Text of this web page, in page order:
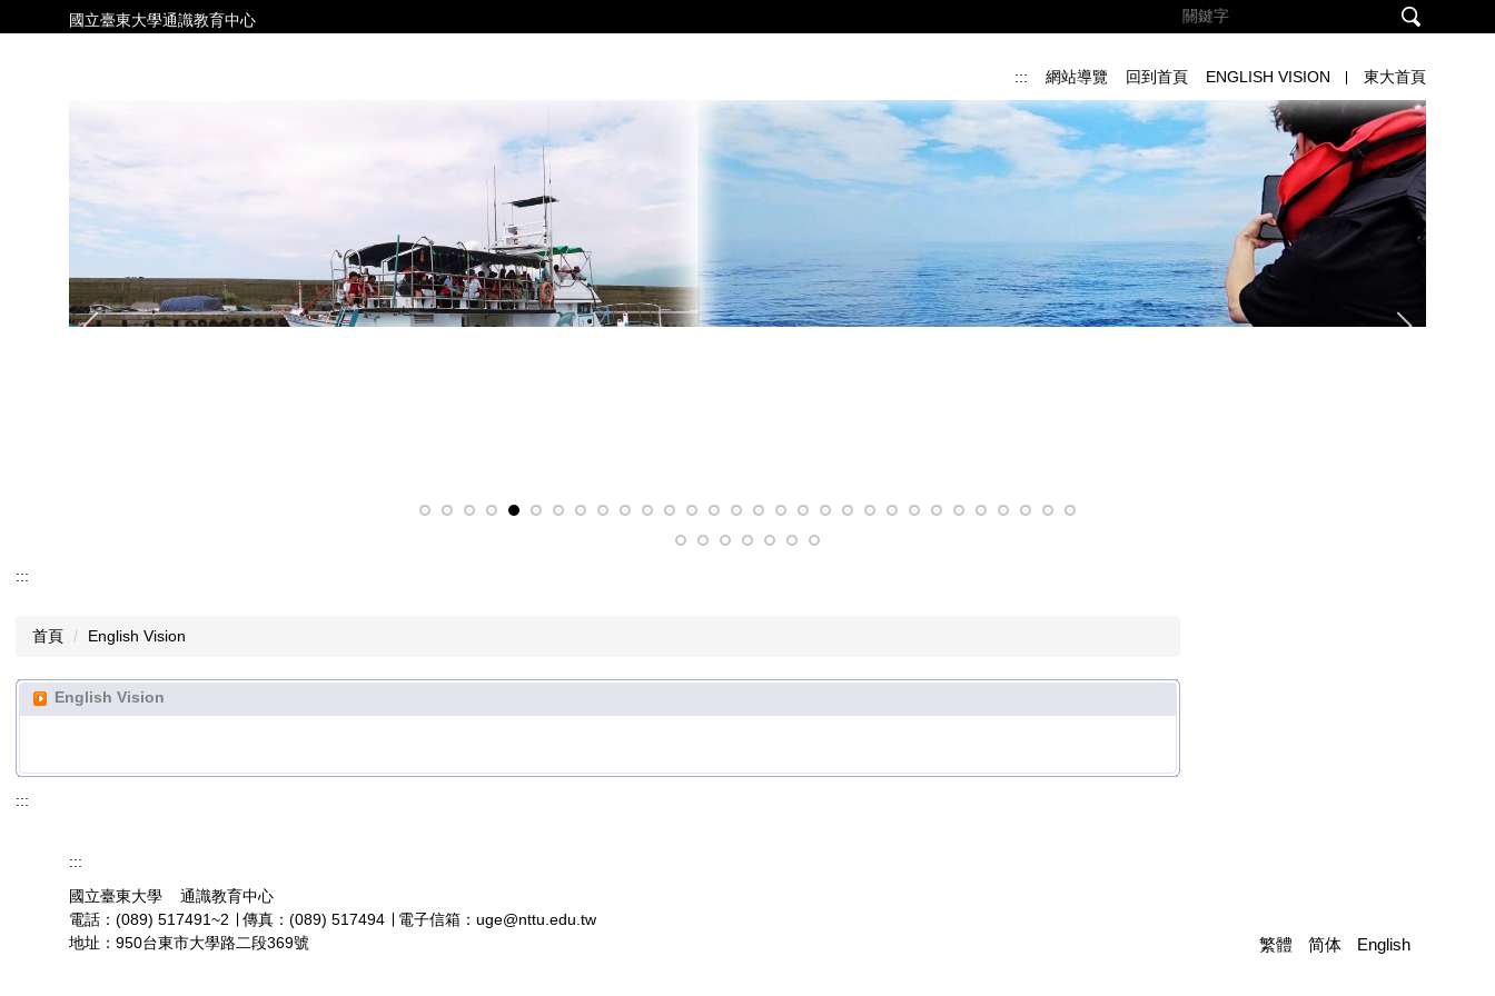
到
國立臺東大學通識教育中心
::: 網站導覽 回到首頁 ENGLISH VISION 東大首頁
:::
首頁 English Vision
English Vision
:::
繁體 简体 English
:::
國立臺東大學 通識教育中心
電話：(089) 517491~2 ∣ 傳真：(089) 517494 ∣ 電子信箱：uge@nttu.edu.tw
地址：950台東市大學路二段369號